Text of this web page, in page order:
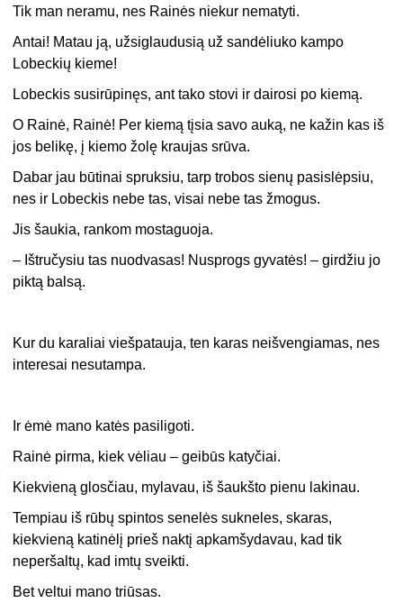
Tik man neramu, nes Rainės niekur nematyti.
Antai! Matau ją, užsiglaudusią už sandėliuko kampo
Lobeckių kieme!
Lobeckis susirūpinęs, ant tako stovi ir dairosi po kiemą.
O Rainė, Rainė! Per kiemą tįsia savo auką, ne kažin kas iš
jos belikę, į kiemo žolę kraujas srūva.
Dabar jau būtinai spruksiu, tarp trobos sienų pasislėpsiu,
nes ir Lobeckis nebe tas, visai nebe tas žmogus.
Jis šaukia, rankom mostaguoja.
– Ištručysiu tas nuodvasas! Nusprogs gyvatės! – girdžiu jo
piktą balsą.
Kur du karaliai viešpatauja, ten karas neišvengiamas, nes
interesai nesutampa.
Ir ėmė mano katės pasiligoti.
Rainė pirma, kiek vėliau – geibūs katyčiai.
Kiekvieną glosčiau, mylavau, iš šaukšto pienu lakinau.
Tempiau iš rūbų spintos senelės sukneles, skaras,
kiekvieną katinėlį prieš naktį apkamšydavau, kad tik
neperšaltų, kad imtų sveikti.
Bet veltui mano triūsas.